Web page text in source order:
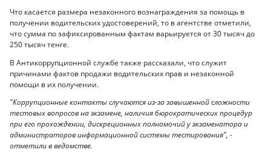
Что касается размера незаконного вознаграждения за помощь в
получении водительских удостоверений, то в агентстве отметили,
что сумма по зафиксированным фактам варьируется от 30 тысяч до
250 тысяч тенге.
В Антикоррупционной службе также рассказали, что служит
причинами фактов продажи водительских прав и незаконной
помощи в их получении.
"Коррупционные контакты случаются из-за завышенной сложности
тестовых вопросов на экзамене, наличия бюрократических процедур
при его прохождении, дискреционных полномочий у экзаменатора и
администраторов информационной системы тестирования", -
отметили в ведомстве.